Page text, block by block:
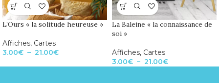
L’Ours « la solitude heureuse »
Affiches, Cartes
3.00€ – 21.00€
La Baleine « la connaissance de
soi »
Affiches, Cartes
3.00€ – 21.00€